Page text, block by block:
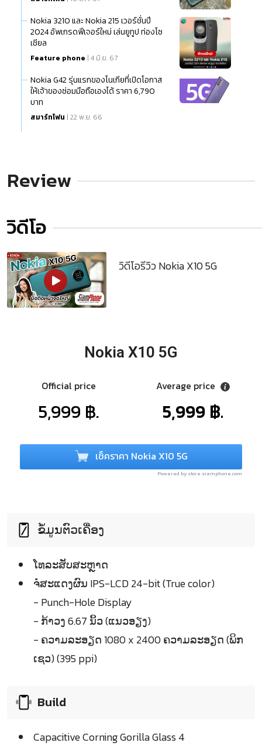
Nokia 3210 และ Nokia 215 เวอร์ชั่นปี
2024 อัพเกรดฟีเจอร์ใหม่ เล่นยูทูป ท่องโซ
เชียล
Feature phone | 4 มิ.ย. 67
Nokia G42 รุ่นแรกของโนเกียที่เปิดโอกาส
ให้เจ้าของซ่อมมือถือเองได้ ราคา 6,790
บาท
สมาร์ทโฟน | 22 พ.ย. 66
Review
วิดีโอ
วิดีโอรีวิว Nokia X10 5G
Nokia X10 5G
Official price
5,999 ฿.
Average price
5,999 ฿.
เช็คราคา Nokia X10 5G
Powered by store.siamphone.com
ຂໍ້ມູນຕົວເຄື່ອງ
ໂທລະສັບສະຫຼາດ
ຈໍໍສະແດງຜົນ IPS-LCD 24-bit (True color)
- Punch-Hole Display
- ກ້າວງ 6.67 ນິ້ວ (ແນວອຽງ)
- ຄວາມລະອຽດ 1080 x 2400 ຄວາມລະອຽດ (ພິກ
ເຊວ) (395 ppi)
Build
Capacitive Corning Gorilla Glass 4